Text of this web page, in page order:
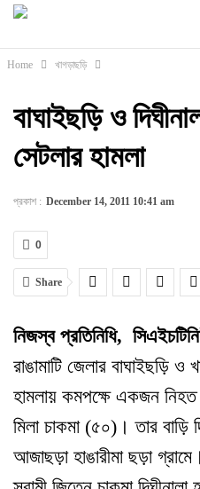
Home খাগড়াছড়ি
বাঘাইছড়ি ও
সেটলার হামলা
প্রকাশ : December 14, 2011 10:41 am
0
Share
নিজস্ব প্রতিনিধি,
রাঙামাটি জেলার বাঘাইছড়ি ও
হামলায় কমপক্ষে একজন নিহত
মিলা চাকমা (৫০) ।তার বাড়ি
আজাছড়া হাঙারীমা ছড়া গ্রামে ।